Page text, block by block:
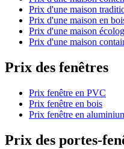
Prix d'une maison
Prix d'une maison en
Prix d'une maison
Prix d'une maison
Prix des fenêtres
Prix fenêtre en PVC
Prix fenêtre en bois
Prix fenêtre en
Prix des portes-